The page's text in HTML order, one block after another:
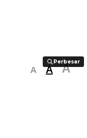
Perbesar
Perbesar
A A A